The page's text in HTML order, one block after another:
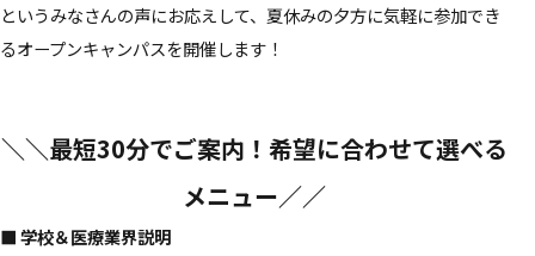
というみなさんの声にお応えして、夏休みの夕方に気軽に参加でき
るオープンキャンパスを開催します！
＼＼最短30分でご案内！希望に合わせて選べる
メニュー／／
■ 学校＆医療業界説明